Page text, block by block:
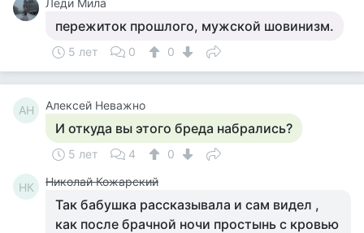
Леди Мила
пережиток прошлого, мужской шовинизм.
5 лет 0 0
АН Алексей Неважно
И откуда вы этого бреда набрались?
5 лет 4 0
НК Николай Кожарский
Так бабушка рассказывала и сам видел ,
как после брачной ночи простынь с кровью